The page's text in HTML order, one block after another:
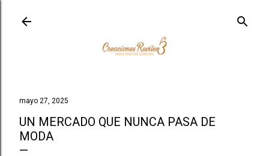
mayo 27, 2025
UN MERCADO QUE NUNCA PASA DE
MODA